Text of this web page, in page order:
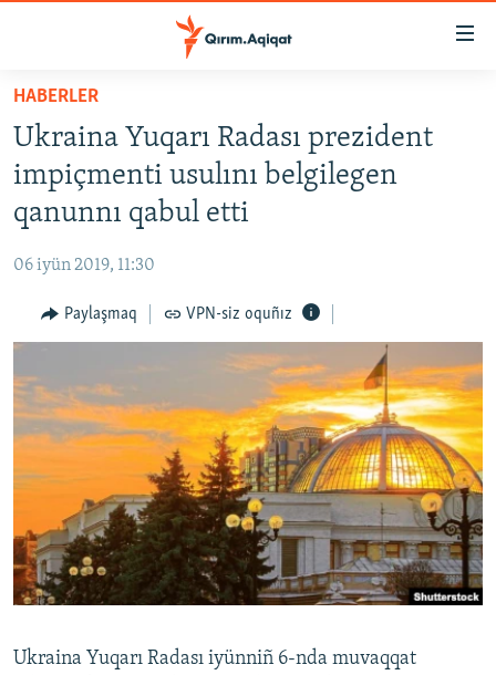
Esas
qaytmaq
Baş
navigatsiyağa
qaytmaq
Qıdıruvğa
qaytmaq
HABERLER
İQTİSADİYAT
MEDENİYET
İNSAN AQLARI
SÜRET
BLOGLAR
FİKİR
Русский
Українською
HABERLER
Ukraina Yuqarı Radası prezident
impiçmenti usulını belgilegen
qanunnı qabul etti
06 iyün 2019, 11:30
Paylaşmaq VPN-siz oquñız
Ukraina Yuqarı Radası iyünniñ 6-nda muvaqqat